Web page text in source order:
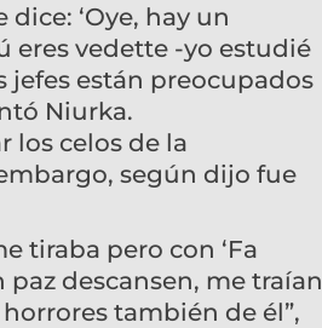
‘Oye, hay un
eres vedette -yo estudié
jefes están preocupados
Niurka.
los celos de la
según dijo fue
tiraba pero con ‘Fa
paz descansen, me traían
también de él”,